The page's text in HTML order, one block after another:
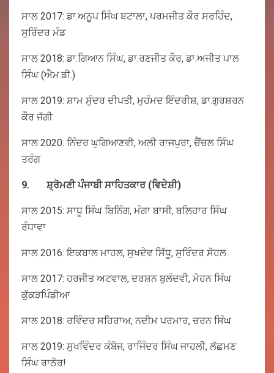
ਸਾਲ 2017: ਡਾ.ਅਨੂਪ ਸਿੰਘ ਬਟਾਲਾ, ਪਰਮਜੀਤ ਕੌਰ ਸਰਹਿੰਦ,
ਸੁਰਿੰਦਰ ਮੰਡ
ਸਾਲ 2018: ਡਾ.ਗਿਆਨ ਸਿੰਘ, ਡਾ.ਰਣਜੀਤ ਕੌਰ, ਡਾ.ਅਜੀਤ ਪਾਲ
ਸਿੰਘ (ਐਮ.ਡੀ.)
ਸਾਲ 2019: ਸ਼ਾਮ ਸੁੰਦਰ ਦੀਪਤੀ, ਮੁਹੰਮਦ ਇੰਦਰੀਸ਼, ਡਾ.ਗੁਰਸ਼ਰਨ
ਕੌਰ ਜੱਗੀ
ਸਾਲ 2020: ਨਿੰਦਰ ਘੁਗਿਆਣਵੀ, ਅਲੀ ਰਾਜਪੁਰਾ, ਚੈਂਚਲ ਸਿੰਘ
ਤਰੰਗ
9. ਸ਼੍ਰੋਮਣੀ ਪੰਜਾਬੀ ਸਾਹਿਤਕਾਰ(ਵਿਦੇਸ਼ੀ)
ਸਾਲ 2015: ਸਾਧੂ ਸਿੰਘ ਬਿਨਿੰਗ, ਮੰਗਾ ਬਾਸੀ, ਬਲਿਹਾਰ ਸਿੰਘ
ਰੰਧਾਵਾ
ਸਾਲ 2016: ਇਕਬਾਲ ਮਾਹਲ, ਸੁਖਦੇਵ ਸਿੱਧੂ, ਸੁਰਿੰਦਰ ਸੋਹਲ
ਸਾਲ 2017: ਹਰਜੀਤ ਅਟਵਾਲ, ਦਰਸ਼ਨ ਬੁਲੰਦਵੀ, ਮੋਹਨ ਸਿੰਘ
ਕੁੱਕੜਪਿੰਡੀਆ
ਸਾਲ 2018: ਰਵਿੰਦਰ ਸਹਿਰਾਅ, ਨਦੀਮ ਪਰਮਾਰ, ਚਰਨ ਸਿੰਘ
ਸਾਲ 2019: ਸੁਖਵਿੰਦਰ ਕੰਬੋਜ, ਰਾਜਿੰਦਰ ਸਿੰਘ ਜਾਹਲੀ, ਲੱਛਮਣ
ਸਿੰਘ ਰਾਠੋਰ!